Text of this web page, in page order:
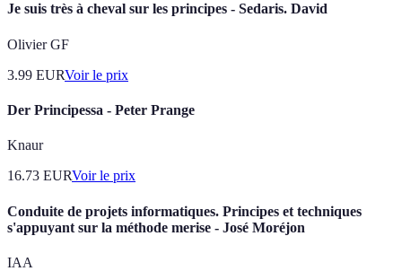
Je suis très à cheval sur les principes - Sedaris. David
Olivier GF
3.99 EURVoir le prix
Der Principessa - Peter Prange
Knaur
16.73 EURVoir le prix
Conduite de projets informatiques. Principes et techniques
s'appuyant sur la méthode merise - José Moréjon
IAA